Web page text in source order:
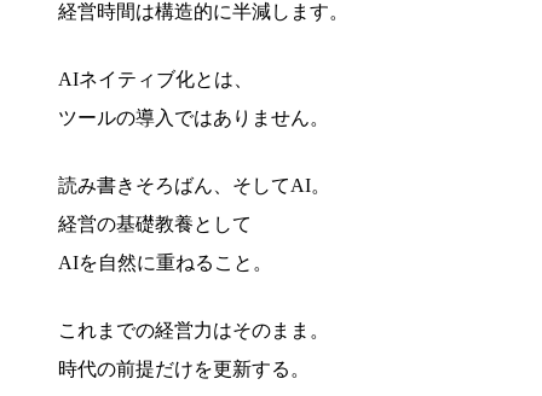
経営時間は構造的に半減します。
AIネイティブ化とは、
ツールの導入ではありません。
読み書きそろばん、そしてAI。
経営の基礎教養として
AIを自然に重ねること。
これまでの経営力はそのまま。
時代の前提だけを更新する。